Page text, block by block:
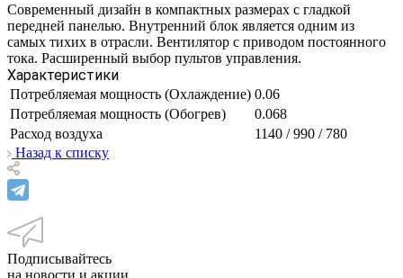
Современный дизайн в компактных размерах с гладкой
передней панелью. Внутренний блок является одним из
самых тихих в отрасли. Вентилятор с приводом постоянного
тока. Расширенный выбор пультов управления.
Характеристики
Потребляемая мощность (Охлаждение) 0.06
Потребляемая мощность (Обогрев)
0.068
Расход воздуха
1140 / 990 / 780
Назад к списку
Подписывайтесь
на новости и акции